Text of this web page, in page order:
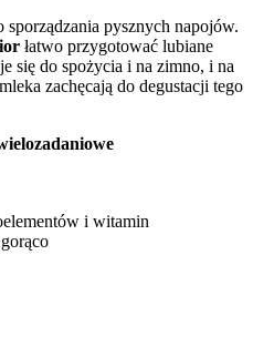
sporządzania pysznych napojów.
łatwo przygotować lubiane
się do spożycia i na zimno, i na
zachęcają do degustacji tego
i witamin